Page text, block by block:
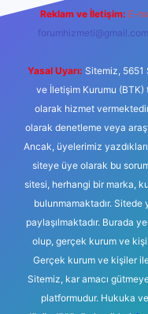
Reklam ve İletişim: E-
forumhizmeti@gmail.com
Yasal Uyarı: Sitemiz, 5651
ve İletişim Kurumu (BTK)
olarak hizmet
olarak denetleme veya
Ancak, üyelerimiz
siteye üye olarak bu
sitesi, herhangi bir marka,
bulunmamaktadır. Sitede
paylaşılmaktadır. Burada
olup, gerçek kurum ve
Gerçek kurum ve kişiler
Sitemiz, kar amacı
platformudur. Hukuka